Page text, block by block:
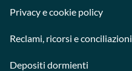
Privacy e cookie policy
Reclami, ricorsi e conciliazioni
Depositi dormienti